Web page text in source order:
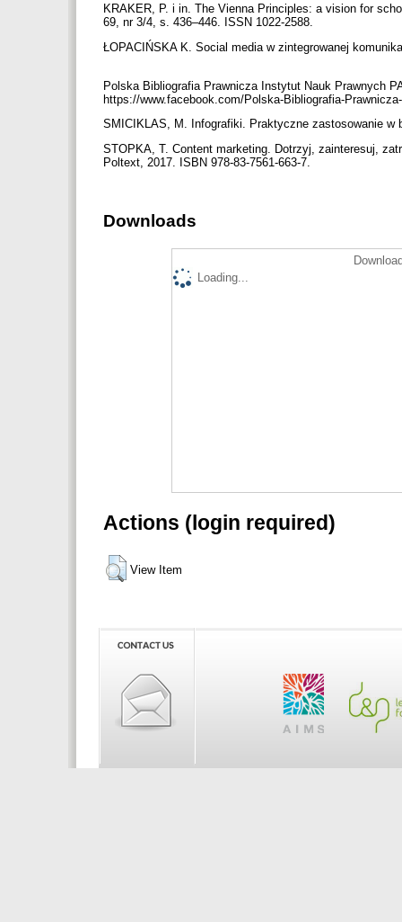
KRAKER, P. i in. The Vienna Principles: a vision for
69, nr 3/4, s. 436–446. ISSN 1022-2588.
ŁOPACIŃSKA K. Social media w zintegrowanej
Polska Bibliografia Prawnicza Instytut Nauk Prawnych
https://www.facebook.com/Polska-Bibliografia-
SMICIKLAS, M. Infografiki. Praktyczne zastosowanie
STOPKA, T. Content marketing. Dotrzyj, zainteresuj,
Poltext, 2017. ISBN 978-83-7561-663-7.
Downloads
Loading...
Actions (login required)
View Item